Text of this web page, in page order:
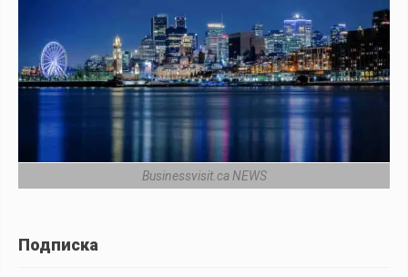
Businessvisit.ca NEWS
Подписка